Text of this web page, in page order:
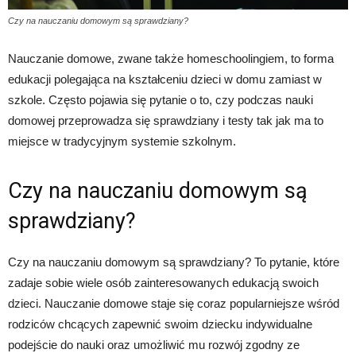
Czy na nauczaniu domowym są sprawdziany?
Nauczanie domowe, zwane także homeschoolingiem, to forma
edukacji polegająca na kształceniu dzieci w domu zamiast w
szkole. Często pojawia się pytanie o to, czy podczas nauki
domowej przeprowadza się sprawdziany i testy tak jak ma to
miejsce w tradycyjnym systemie szkolnym.
Czy na nauczaniu domowym są
sprawdziany?
Czy na nauczaniu domowym są sprawdziany? To pytanie, które
zadaje sobie wiele osób zainteresowanych edukacją swoich
dzieci. Nauczanie domowe staje się coraz popularniejsze wśród
rodziców chcących zapewnić swoim dziecku indywidualne
podejście do nauki oraz umożliwić mu rozwój zgodny ze